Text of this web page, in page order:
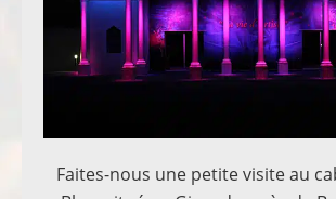
Faites-nous une petite visite au